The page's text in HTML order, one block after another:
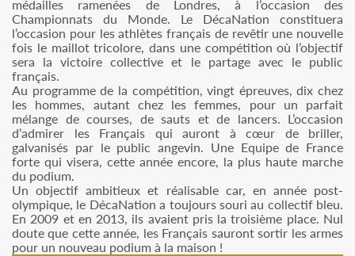
médailles ramenées de Londres, à l’occasion des
Championnats du Monde. Le DécaNation constituera
l’occasion pour les athlètes français de revêtir une nouvelle
fois le maillot tricolore, dans une compétition où l’objectif
sera la victoire collective et le partage avec le public
français.
Au programme de la compétition, vingt épreuves, dix chez
les hommes, autant chez les femmes, pour un parfait
mélange de courses, de sauts et de lancers. L’occasion
d’admirer les Français qui auront à cœur de briller,
galvanisés par le public angevin. Une Equipe de France
forte qui visera, cette année encore, la plus haute marche
du podium.
Un objectif ambitieux et réalisable car, en année post-
olympique, le DécaNation a toujours souri au collectif bleu.
En 2009 et en 2013, ils avaient pris la troisième place. Nul
doute que cette année, les Français sauront sortir les armes
pour un nouveau podium à la maison !